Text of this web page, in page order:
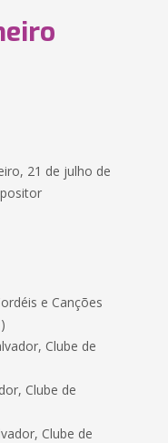
21 de julho de
e Canções
Clube de
Clube de
Clube de